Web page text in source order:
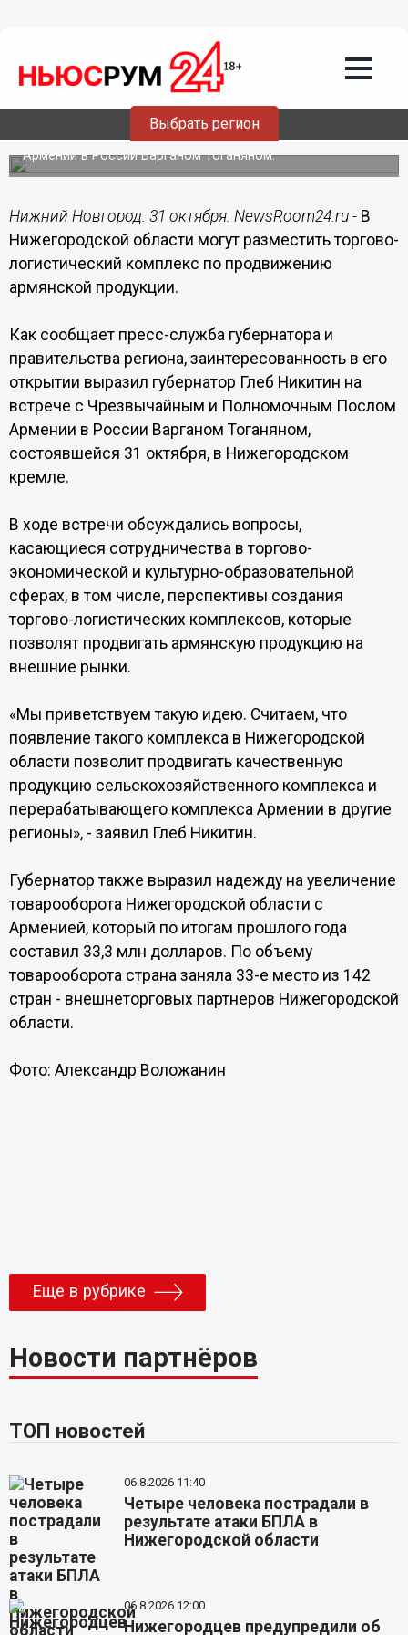
Выбрать регион
Комплекс по продвижению армянской
продукции могут открыть в
Нижегородской области
В Нижегородском кремле.состоялась встреча Глеба
Никитина с Чрезвычайным и Полномочным Послом
Армении в России Варганом Тоганяном.
Нижний Новгород. 31 октября. NewsRoom24.ru - В
Нижегородской области могут разместить торгово-
логистический комплекс по продвижению
армянской продукции.
Как сообщает пресс-служба губернатора и
правительства региона, заинтересованность в его
открытии выразил губернатор Глеб Никитин на
встрече с Чрезвычайным и Полномочным Послом
Армении в России Варганом Тоганяном,
состоявшейся 31 октября, в Нижегородском
кремле.
В ходе встречи обсуждались вопросы,
касающиеся сотрудничества в торгово-
экономической и культурно-образовательной
сферах, в том числе, перспективы создания
торгово-логистических комплексов, которые
позволят продвигать армянскую продукцию на
внешние рынки.
«Мы приветствуем такую идею. Считаем, что
появление такого комплекса в Нижегородской
области позволит продвигать качественную
продукцию сельскохозяйственного комплекса и
перерабатывающего комплекса Армении в другие
регионы», - заявил Глеб Никитин.
Губернатор также выразил надежду на увеличение
товарооборота Нижегородской области с
Арменией, который по итогам прошлого года
составил 33,3 млн долларов. По объему
товарооборота страна заняла 33-е место из 142
стран - внешнеторговых партнеров Нижегородской
области.
Фото: Александр Воложанин
Еще в рубрике
Новости партнёров
ТОП новостей
06.8.2026 11:40
Четыре человека пострадали в
результате атаки БПЛА в
Нижегородской области
06.8.2026 12:00
Нижегородцев предупредили об